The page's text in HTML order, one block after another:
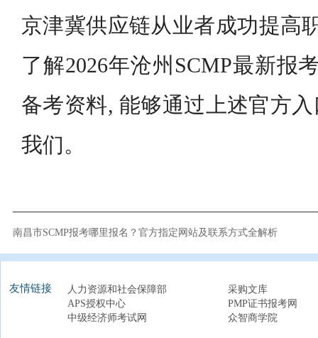
京津冀供应链从业者成功提高
了解2026年沧州SCMP最新报
备考资料, 能够通过上述官方
我们。
南昌市SCMP报考哪里报名？官方指定网站及联系方式全解析
友情链接 人力资源和社会保障部
采购文库
APS授权中心
PMP证书报考网
中级经济师考试网
众智商学院